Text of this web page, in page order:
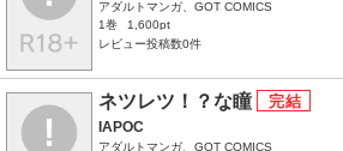
アダルトマンガ、GOT COMICS
1巻
1,600pt
レビュー投稿数0件
ネツレツ！？な瞳
IAPOC
アダルトマンガ、GOT COMICS